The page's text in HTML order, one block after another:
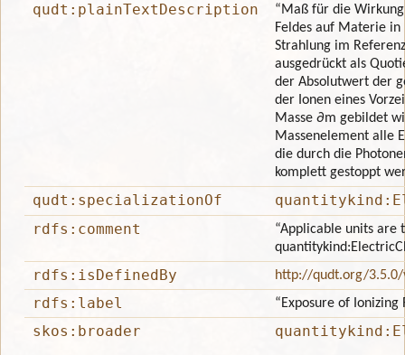
qudt:plainTextDescription
“Maß für die
Feldes auf Materie
Strahlung im
ausgedrückt als
der Absolutwert der
der Ionen eines
Masse ∂m gebildet
Massenelement alle
die durch die
komplett gestoppt
qudt:specializationOf
rdfs:comment
“Applicable units are
rdfs:isDefinedBy http://qudt.org/
rdfs:label “Exposure of Ionizing
skos:broader